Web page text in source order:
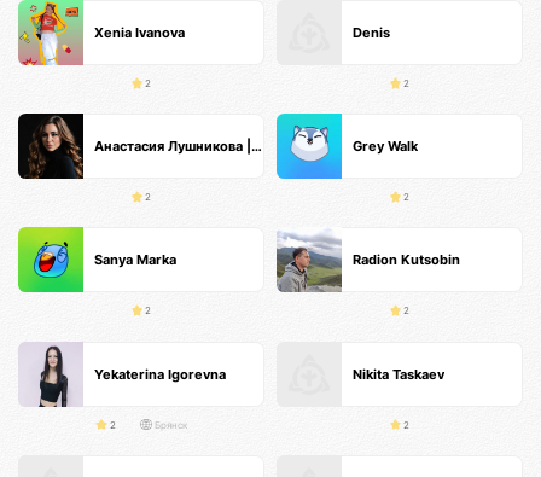
Xenia Ivanova
2
Denis
2
Анастасия Лушникова | Основатель TS
2
Grey Walk
2
Sanya Marka
2
Radion Kutsobin
2
Yekaterina Igorevna
2 Брянск
Nikita Taskaev
2